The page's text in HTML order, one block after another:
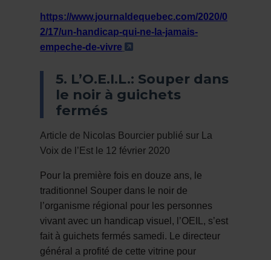
https://www.journaldequebec.com/2020/0
2/17/un-handicap-qui-ne-la-jamais-
empeche-de-vivre
- Cet hyperlien s'ouvrira
5. L’O.E.I.L.: Souper dans
le noir à guichets
fermés
Article de Nicolas Bourcier publié sur La
Voix de l’Est le 12 février 2020
Pour la première fois en douze ans, le
traditionnel Souper dans le noir de
l’organisme régional pour les personnes
vivant avec un handicap visuel, l’OEIL, s’est
fait à guichets fermés samedi. Le directeur
général a profité de cette vitrine pour